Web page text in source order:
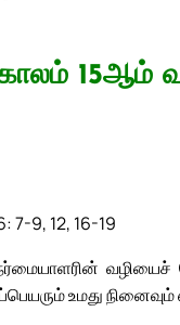
15ஆம்
7-9, 12, 16-19
உமது